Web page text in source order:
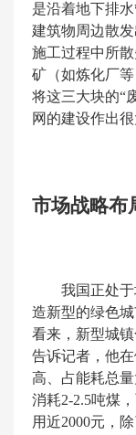
是沿着地下排
建筑物周边散
施工过程中所
矿（如炼化厂
将这三大块的“
网的建设作出很
市场战略布
我国正处
造新型的绿色
看来，新型城
告诉记者，他
高、占能耗总
消耗2-2.5吨煤
用近2000元，